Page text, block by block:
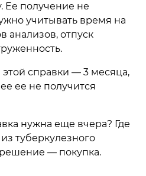
Ее получение не
учитывать время на
анализов, отпуск
справки — 3 месяца,
ее не получится
нужна еще вчера? Где
туберкулезного
— покупка.